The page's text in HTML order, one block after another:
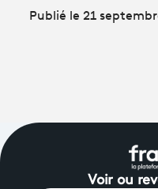
Publié le 21
Voir ou